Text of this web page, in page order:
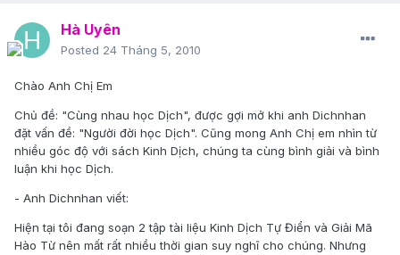
Hà Uyên
Posted 24 Tháng 5, 2010
Chào Anh Chị Em
Chủ đề: "Cùng nhau học Dịch", được gợi mở khi anh Dichnhan
đặt vấn đề: "Người đời học Dịch". Cũng mong Anh Chị em nhìn từ
nhiều góc độ với sách Kinh Dịch, chúng ta cùng bình giải và bình
luận khi học Dịch.
- Anh Dichnhan viết:
Hiện tại tôi đang soạn 2 tập tài liệu Kinh Dịch Tự Điển và Giải Mã
Hào Từ nên mất rất nhiều thời gian suy nghĩ cho chúng. Nhưng